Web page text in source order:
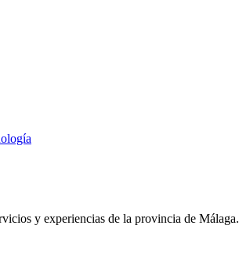
y experiencias de la provincia de Málaga.